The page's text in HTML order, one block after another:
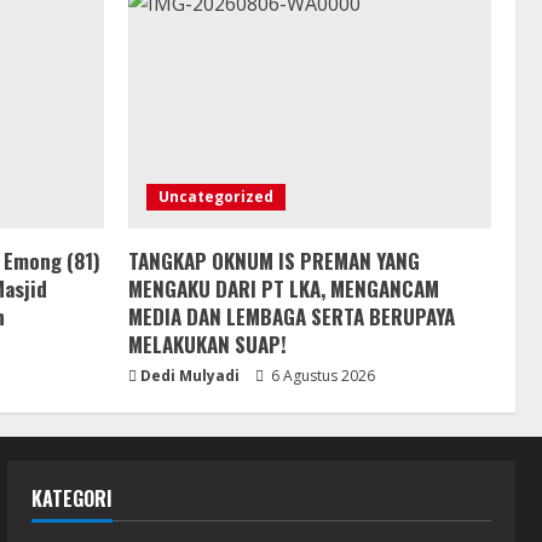
(81)
Uncategorized
TANGKAP OKNUM IS PREMAN YANG
MENGAKU DARI PT LKA, MENGANCAM
MEDIA DAN LEMBAGA SERTA BERUPAYA
MELAKUKAN SUAP!
Dedi Mulyadi 6 Agustus 2026
KATEGORI